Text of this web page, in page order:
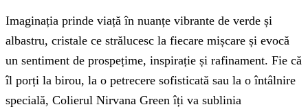
Imaginația prinde viață în nuanțe vibrante de verde și
albastru, cristale ce strălucesc la fiecare mișcare și evocă
un sentiment de prospețime, inspirație și rafinament. Fie că
îl porți la birou, la o petrecere sofisticată sau la o întâlnire
specială, Colierul Nirvana Green îți va sublinia